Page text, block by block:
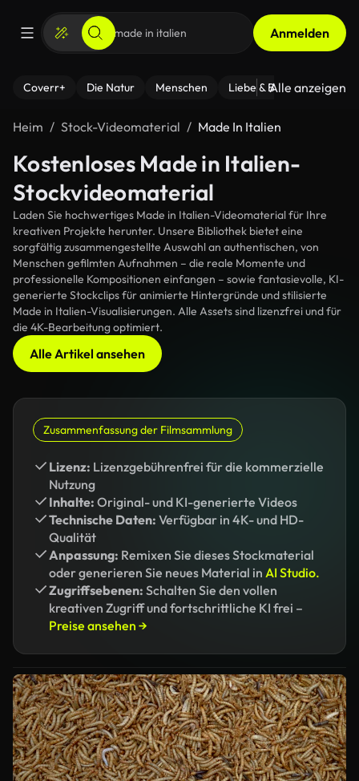
Anmelden
Coverr+ Die Natur Menschen Liebe & Beziehungen
Alle anzeigen
Heim Stock-Videomaterial Made In Italien
Kostenloses Made in Italien-
Stockvideomaterial
Laden Sie hochwertiges Made in Italien-Videomaterial für Ihre
kreativen Projekte herunter. Unsere Bibliothek bietet eine
sorgfältig zusammengestellte Auswahl an authentischen, von
Menschen gefilmten Aufnahmen – die reale Momente und
professionelle Kompositionen einfangen – sowie fantasievolle, KI-
generierte Stockclips für animierte Hintergründe und stilisierte
Made in Italien-Visualisierungen. Alle Assets sind lizenzfrei und für
die 4K-Bearbeitung optimiert.
Alle Artikel ansehen
Zusammenfassung der Filmsammlung
Lizenz: Lizenzgebührenfrei für die kommerzielle
Nutzung
Inhalte: Original- und KI-generierte Videos
Technische Daten: Verfügbar in 4K- und HD-
Qualität
Anpassung: Remixen Sie dieses Stockmaterial
oder generieren Sie neues Material in AI Studio.
Zugriffsebenen: Schalten Sie den vollen
kreativen Zugriff und fortschrittliche KI frei –
Preise ansehen →